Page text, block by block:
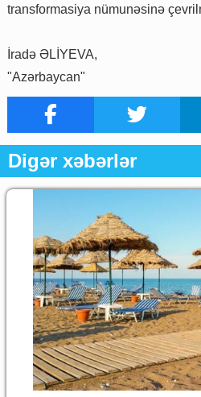
transformasiya nümunəsinə
İradə ƏLİYEVA,
"Azərbaycan"
Digər xəbərlər